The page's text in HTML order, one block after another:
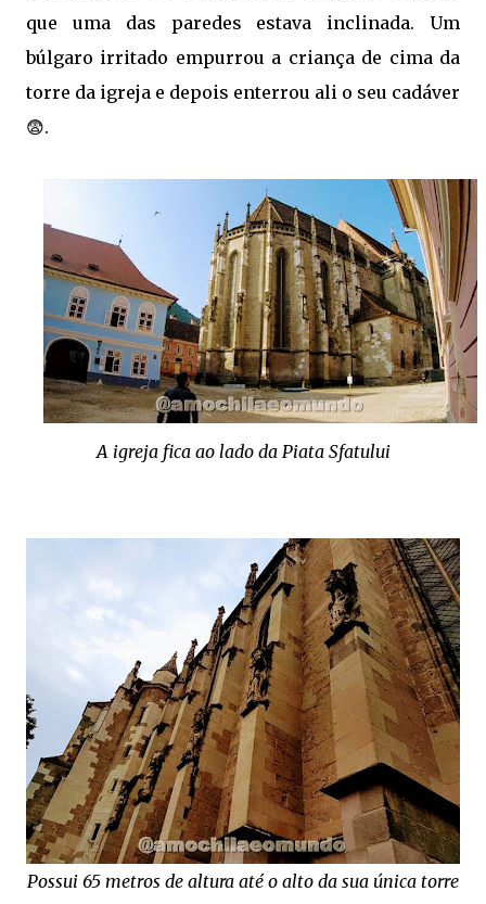
que uma das paredes estava inclinada. Um
búlgaro irritado empurrou a criança de cima da
torre da igreja e depois enterrou ali o seu cadáver
😨.
A igreja fica ao lado da Piata Sfatului
Possui 65 metros de altura até o alto da sua única torre